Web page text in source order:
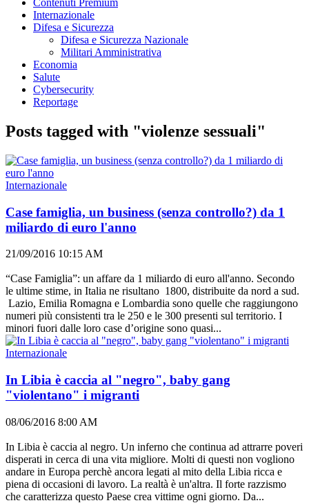
Contenuti Premium
Internazionale
Difesa e Sicurezza
Difesa e Sicurezza Nazionale
Militari Amministrativa
Economia
Salute
Cybersecurity
Reportage
Posts tagged with "violenze sessuali"
Internazionale
Case famiglia, un business (senza controllo?) da 1
miliardo di euro l'anno
21/09/2016 10:15 AM
“Case Famiglia”: un affare da 1 miliardo di euro all'anno. Secondo
le ultime stime, in Italia ne risultano 1800, distribuite da nord a sud.
Lazio, Emilia Romagna e Lombardia sono quelle che raggiungono
numeri più consistenti tra le 250 e le 300 presenti sul territorio. I
minori fuori dalle loro case d’origine sono quasi...
Internazionale
In Libia è caccia al "negro", baby gang
"violentano" i migranti
08/06/2016 8:00 AM
In Libia è caccia al negro. Un inferno che continua ad attrarre poveri
disperati in cerca di una vita migliore. Molti di questi non vogliono
andare in Europa perchè ancora legati al mito della Libia ricca e
piena di occasioni di lavoro. La realtà è un'altra. Il forte razzismo
che caratterizza questo Paese crea vittime ogni giorno. Da...